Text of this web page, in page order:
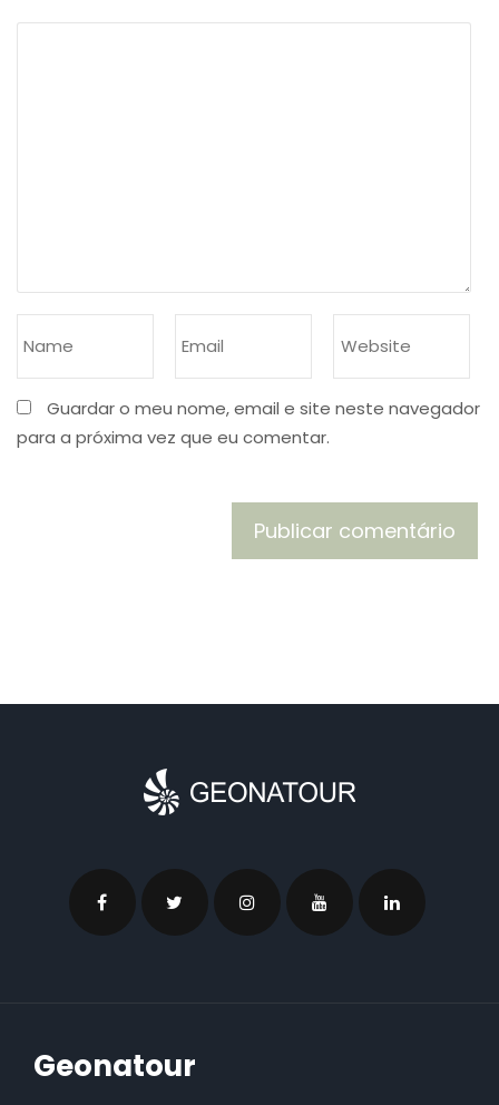
Guardar o meu nome, email e site neste navegador
para a próxima vez que eu comentar.
Geonatour